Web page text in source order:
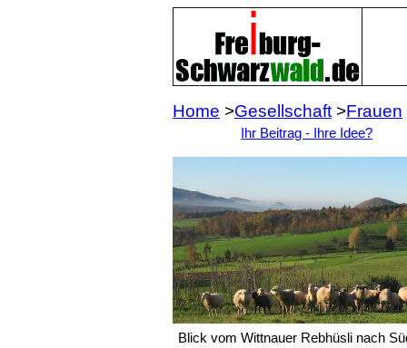
Home >Gesellschaft >Frauen
Ihr Beitrag - Ihre Idee?
Blick vom Wittnauer Rebhüsli nach